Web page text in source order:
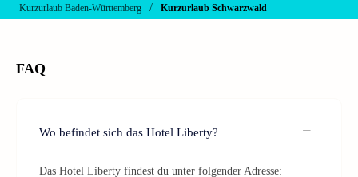
Kurzurlaub Baden-Württemberg / Kurzurlaub Schwarzwald
FAQ
Wo befindet sich das Hotel Liberty?
Das Hotel Liberty findest du unter folgender Adresse: